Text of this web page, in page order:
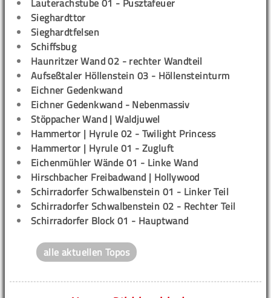
Lauterachstube 01 - Pusztafeuer
Sieghardttor
Sieghardtfelsen
Schiffsbug
Haunritzer Wand 02 - rechter Wandteil
Aufseßtaler Höllenstein 03 - Höllensteinturm
Eichner Gedenkwand
Eichner Gedenkwand - Nebenmassiv
Stöppacher Wand | Waldjuwel
Hammertor | Hyrule 02 - Twilight Princess
Hammertor | Hyrule 01 - Zugluft
Eichenmühler Wände 01 - Linke Wand
Hirschbacher Freibadwand | Hollywood
Schirradorfer Schwalbenstein 01 - Linker Teil
Schirradorfer Schwalbenstein 02 - Rechter Teil
Schirradorfer Block 01 - Hauptwand
alle aktuellen Topos